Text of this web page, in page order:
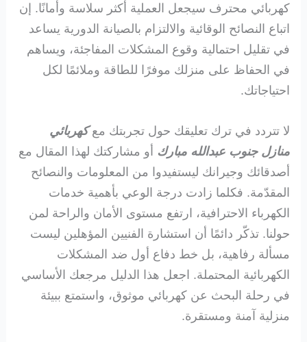
كهربائي محترف سيجعل العملية أكثر سلاسة وأمانًا. إن
اتباع النصائح الوقائية والالتزام بالصيانة الدورية يساعد
في تقليل احتمالية وقوع المشكلات المفاجئة، ويساهم
في الحفاظ على منزلك موفرًا للطاقة وملائمًا لكل
احتياجاتك.
لا تتردد في ترك تعليقك حول تجربتك معكهربائي
منازل جنوب عبدالله مبارك أو مشاركتك لهذا المقال مع
أصدقائك وجيرانك ليستفيدوا من المعلومات والنصائح
المقدّمة. فكلما زادت درجة الوعي بأهمية خدمات
الكهرباء الاحترافية، ارتفع مستوى الأمان والراحة لمن
حولنا. تذكّر دائمًا أن استشارة الفنيين المؤهلين ليست
مسألة رفاهية، بل خط دفاع أول ضد المشكلات
الكهربائية المحتملة. اجعل هذا الدليل مرجعك الأساسي
في رحلة البحث عن كهربائي موثوق، واستمتع ببيئة
منزلية آمنة ومستقرة.